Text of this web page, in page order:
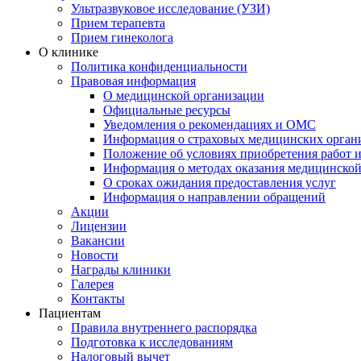
Ультразвуковое исследование (УЗИ)
Прием терапевта
Прием гинеколога
О клинике
Политика конфиденциальности
Правовая информация
О медицинской организации
Официальные ресурсы
Уведомления о рекомендациях и ОМС
Информация о страховых медицинских
Положение об условиях приобретения работ
Информация о методах оказания
О сроках ожидания предоставления услуг
Информация о направлении обращений
Акции
Лицензии
Вакансии
Новости
Награды клиники
Галерея
Контакты
Пациентам
Правила внутреннего распорядка
Подготовка к исследованиям
Налоговый вычет